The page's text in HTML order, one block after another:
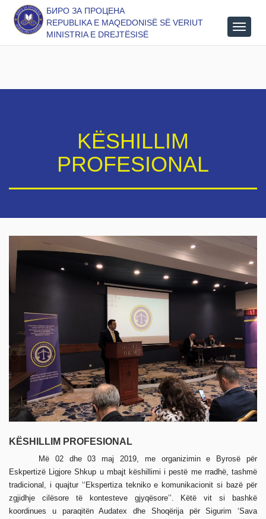
БИРО ЗА ПРОЦЕНА
REPUBLIKA E MAQEDONISË SË VERIUT
MINISTRIA E DREJTËSISË
KËSHILLIM
PROFESIONAL
KËSHILLIM PROFESIONAL
Më 02 dhe 03 maj 2019, me organizimin e Byrosë për
Eskpertizë Ligjore Shkup u mbajt këshillimi i pestë me rradhë, tashmë
tradicional, i quajtur ‘‘Ekspertiza tekniko e komunikacionit si bazë për
zgjidhje cilësore të kontesteve gjyqësore’’. Këtë vit si bashkë
koordinues u paraqitën Audatex dhe Shoqërija për Sigurim ‘Sava